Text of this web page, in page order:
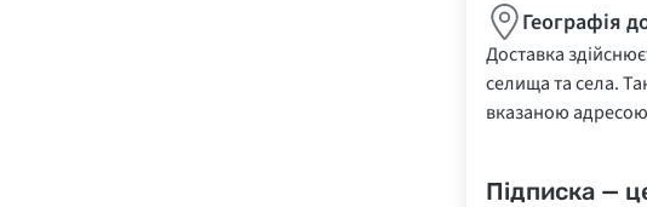
Географія
Доставка
селища та села.
вказаною
Підписка —